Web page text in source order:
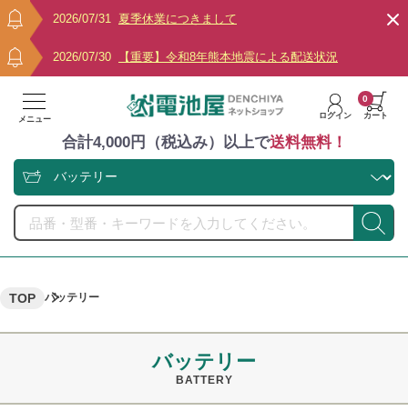
2026/07/31 夏季休業につきまして
2026/07/30 【重要】令和8年熊本地震による配送状況
メニュー ログイン カート
0
合計4,000円（税込み）以上で送料無料！
TOP バッテリー
バッテリー
BATTERY